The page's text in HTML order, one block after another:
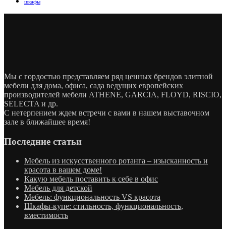
шкафы
Мы с гордостью представляем ряд ценных брендов элитной
мебели для дома, офиса, сада ведущих европейских
производителей мебели ATHENE, GARCIA, FLOYD, RISCIO,
SELECTA и др.
С нетерпением ждем встречи с вами в нашем выставочном
зале в ближайшее время!
Последние статьи
Мебель из искусственного ротанга – изысканность и
красота в вашем доме!
Какую мебель поставить к себе в офис
Мебель для детской
Мебель: функциональность VS красота
Шкафы-купе: стильность, функциональность,
вместимость